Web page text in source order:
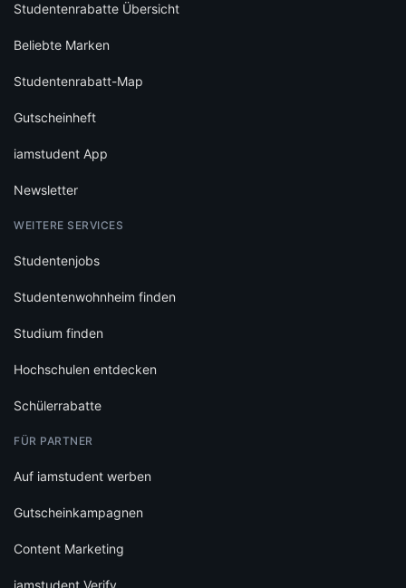
Studentenrabatte Übersicht
Beliebte Marken
Studentenrabatt-Map
Gutscheinheft
iamstudent App
Newsletter
WEITERE SERVICES
Studentenjobs
Studentenwohnheim finden
Studium finden
Hochschulen entdecken
Schülerrabatte
FÜR PARTNER
Auf iamstudent werben
Gutscheinkampagnen
Content Marketing